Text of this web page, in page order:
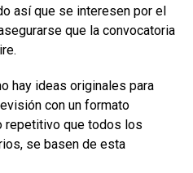
así que se interesen por el
que la convocatoria
hay ideas originales para
con un formato
repetitivo que todos los
se basen de esta